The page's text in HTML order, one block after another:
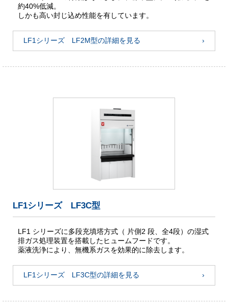
約40%低減。
しかも高い封じ込め性能を有しています。
LF1シリーズ LF2M型の詳細を見る
LF1シリーズ LF3C型
LF1 シリーズに多段充填塔方式（ 片側2 段、全4段）の湿式
排ガス処理装置を搭載したヒュームフードです。
薬液洗浄により、無機系ガスを効果的に除去します。
LF1シリーズ LF3C型の詳細を見る